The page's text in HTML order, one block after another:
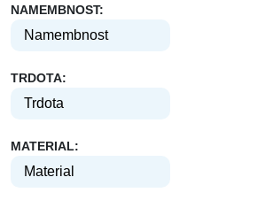
NAMEMBNOST:
TRDOTA:
MATERIAL: